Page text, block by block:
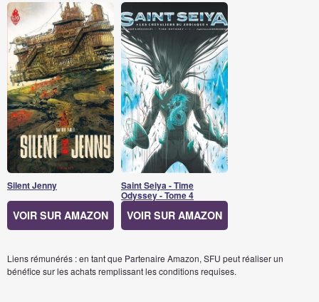
Silent Jenny
VOIR SUR AMAZON
Saint Seiya - Time
Odyssey - Tome 4
VOIR SUR AMAZON
Liens rémunérés : en tant que Partenaire Amazon, SFU peut réaliser un
bénéfice sur les achats remplissant les conditions requises.